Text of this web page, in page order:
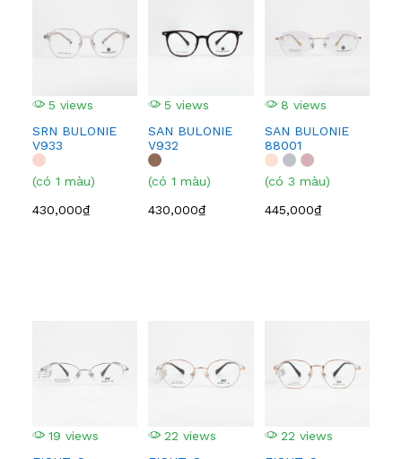
5 views
SRN BULONIE
V933
(có 1 màu)
430,000₫
5 views
SAN BULONIE
V932
(có 1 màu)
430,000₫
8 views
SAN BULONIE
88001
(có 3 màu)
445,000₫
19 views
22 views
22 views